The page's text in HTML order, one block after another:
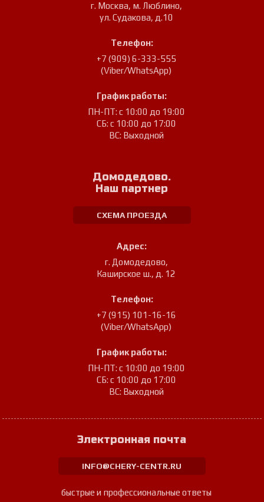
г. Москва, м. Люблино,
ул. Судакова, д.10
Телефон:
+7 (909) 6-333-555
(Viber/WhatsApp)
График работы:
ПН-ПТ: с 10:00 до 19:00
СБ: с 10:00 до 17:00
ВС: Выходной
Домодедово.
Наш партнер
СХЕМА ПРОЕЗДА
Адрес:
г. Домодедово,
Каширское ш., д. 12
Телефон:
+7 (915) 101-16-16
(Viber/WhatsApp)
График работы:
ПН-ПТ: с 10:00 до 19:00
СБ: с 10:00 до 17:00
ВС: Выходной
Электронная почта
INFO@CHERY-CENTR.RU
быстрые и профессиональные ответы